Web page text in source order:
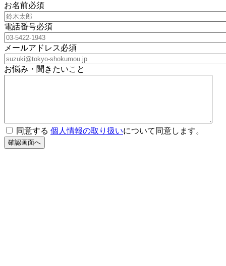
お名前必須
電話番号必須
メールアドレス必須
お悩み・聞きたいこと
同意する 個人情報の取り扱いについて同意します。